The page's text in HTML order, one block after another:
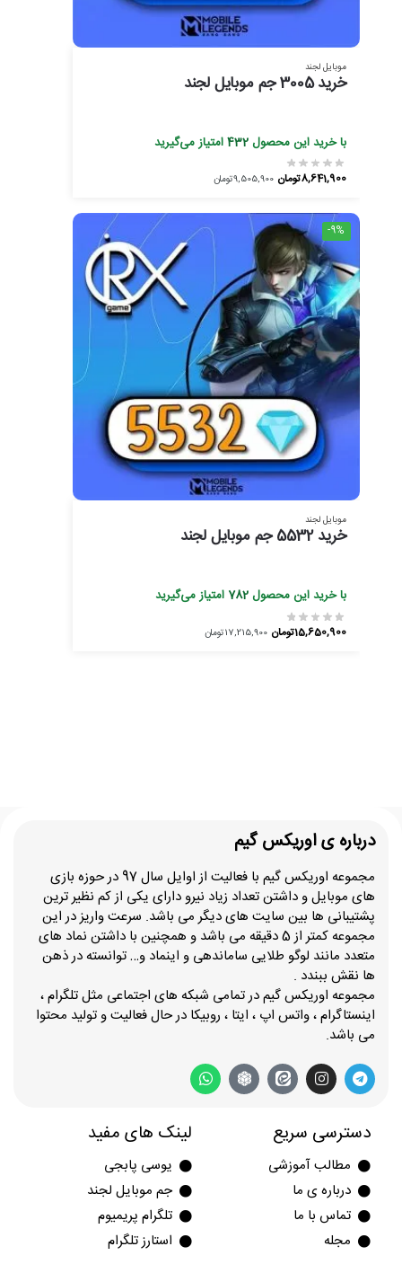
موبایل لجند
خرید 3005 جم موبایل لجند
با خرید این محصول432امتیاز می‌گیرید
9,505,900تومان 8,641,900تومان
-9%
موبایل لجند
خرید 5532 جم موبایل لجند
با خرید این محصول782 امتیاز می‌گیرید
17,215,900تومان 15,650,900تومان
درباره ی اوریکس گیم
مجموعه اوریکس گیم با فعالیت از اوایل سال 97 در حوزه بازی
های موبایل و داشتن تعداد زیاد نیرو دارای یکی از کم نظیر ترین
پشتیبانی ها بین سایت های دیگر می باشد. سرعت واریز در این
مجموعه کمتر از 5 دقیقه می باشد و همچنین با داشتن نماد های
متعدد مانند لوگو طلایی ساماندهی و اینماد و… توانسته در ذهن
ها نقش ببندد .
مجموعه اوریکس گیم در تمامی شبکه های اجتماعی مثل تلگرام ،
اینستاگرام ، واتس اپ ، ایتا ، روبیکا در حال فعالیت و تولید محتوا
می باشد.
دسترسی سریع
مطالب آموزشی
درباره ی ما
تماس با ما
مجله
لینک های مفید
یوسی پابجی
جم موبایل لجند
تلگرام پریمیوم
استارز تلگرام